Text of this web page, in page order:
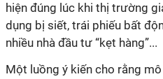
hiện đúng lúc khi thị trường
dụng bị siết, trái phiếu bất
nhiều nhà đầu tư “kẹt hàng”...
Một luồng ý kiến cho rằng